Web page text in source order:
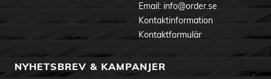
Email: info@order.se
Kontaktinformation
Kontaktformulär
NYHETSBREV & KAMPANJER